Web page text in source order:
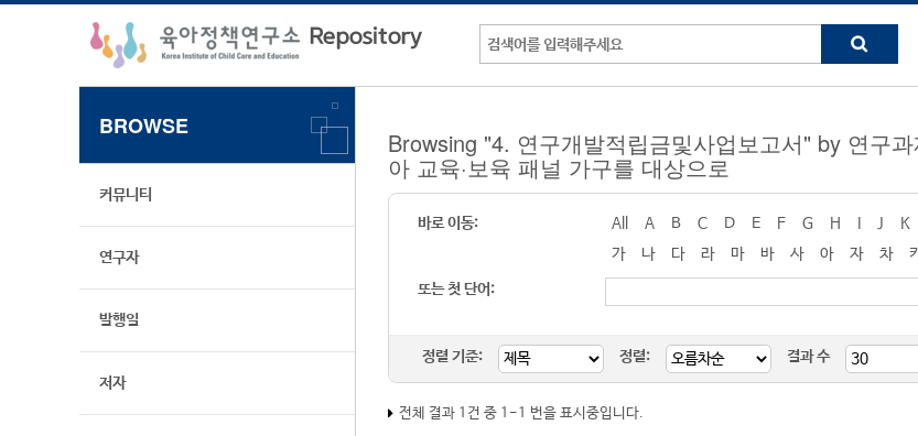
BROWSE
커뮤니티
연구자
발행일
저자
Browsing "4. 연구개발적립금및사업보고서" by 연구
아 교육·보육 패널 가구를 대상으로
바로 이동: All A B C D E F G H J K
가
나 다 라 마 바 사 아 자 차
또는 첫 단어:
정렬 기준: 정렬: 결과 수
전체 결과 1건 중 1-1 번을 표시중입니다.